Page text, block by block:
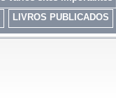
LIVROS PUBLICADOS